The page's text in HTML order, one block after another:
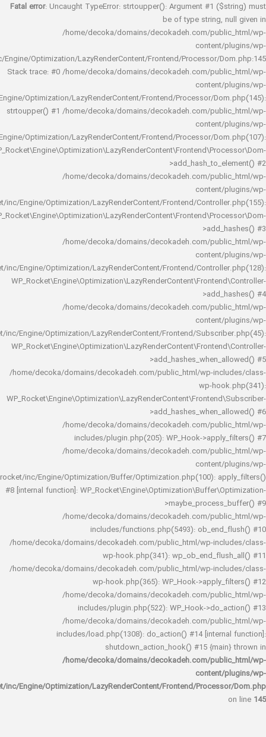
Fatal error : Uncaught TypeError: strtoupper(): Argument #1
be of type string,
/home/decoka/domains/decokadeh.com/
rocket/inc/Engine/Optimization/LazyRenderContent/Frontend/Processor/
Stack trace: #0 /home/decoka/domains/decokadeh.com/
rocket/inc/Engine/Optimization/LazyRenderContent/Frontend/Processor/
strtoupper() #1 /home/decoka/domains/decokadeh.com/
rocket/inc/Engine/Optimization/LazyRenderContent/Frontend/Processor/
/home/decoka/domains/decokadeh.com/
rocket/inc/Engine/Optimization/LazyRenderContent/Frontend/
/home/decoka/domains/decokadeh.com/
rocket/inc/Engine/Optimization/LazyRenderContent/Frontend/
/home/decoka/domains/decokadeh.com/
rocket/inc/Engine/Optimization/LazyRenderContent/Frontend/
/home/decoka/domains/decokadeh.com/public_html/wp-
wp-
/home/decoka/domains/decokadeh.com/
includes/plugin.php(205): WP_Hook-
/home/decoka/domains/decokadeh.com/
rocket/inc/Engine/Optimization/Buffer/Optimization.php(100):
#8 [internal function]:
/home/decoka/domains/decokadeh.com/
includes/functions.php(5493):
/home/decoka/domains/decokadeh.com/public_html/wp-
wp-hook.php(341):
/home/decoka/domains/decokadeh.com/public_html/wp-
wp-hook.php(365): WP_Hook-
/home/decoka/domains/decokadeh.com/
includes/plugin.php(522): WP_Hook-
/home/decoka/domains/decokadeh.com/
includes/load.php(1308): do_action() #14
shutdown_action_hook() #15
/home/decoka/domains/decokadeh.com/
rocket/inc/Engine/Optimization/LazyRenderContent/Frontend/